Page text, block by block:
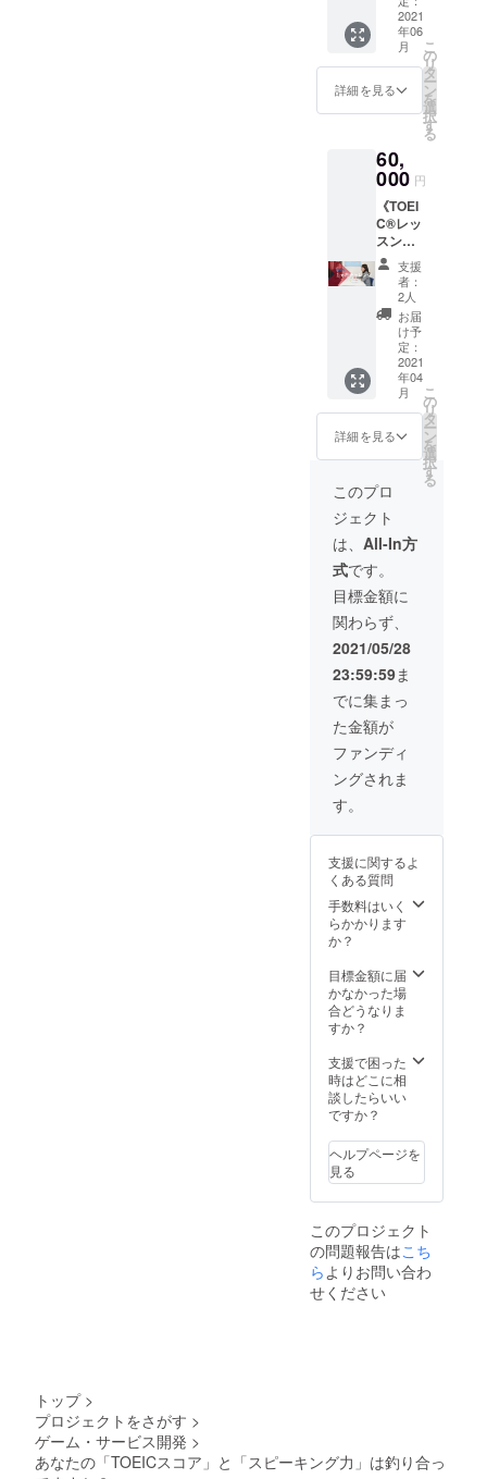
コーチ
からの
アドバ
イスを
受け実
チング
を受け
だくこ
とが可
能で
す。
です。
ス英会
話プラ
イベー
トレッ
スン
（40
分）月
ｘ１ヵ
月 ★初
級レベ
ルから
ビジネ
スの場
で使え
る英会
話力、
ビジネ
ス知識
をつけ
るコー
スで
す。 グ
ループ
レッス
ライ
ベート
レッス
ンで個
人的に
必要な
スキル
も身に
着け、
ビジネ
ス英会
話の習
得を目
指しま
す。
2021
年06
月
詳細を見る
こ
の
リ
タ
ー
ン
を
選
択
す
る
60,
000 円
《TOEI
C®レッ
スン
（90
分）月
４回・
ビジネ
ス英会
話グ
ループ
レッス
ン（60
分）月
２回・
ビジネ
ス英会
話プラ
イベー
トレッ
スン
（40
分）月
２回》
ｘ１ヵ
月 ★そ
れぞれ
の実際
のレッ
スンを
体験に
加え、
実際の
コース
でも行
ングも
ていた
だくこ
とが可
能で
す！体
スンご
受講後
（予約
状況に
日にな
る可能
性あ
り）に
のコー
チング
を行
い、
からの
アドバ
イスを
受け実
践後に
す。
支援
者：
2人
お届
け予
定：
2021
年04
月
詳細を見る
こ
の
リ
タ
ー
ン
を
選
択
す
る
このプロ
ジェクト
は、 All-In方
式です。
目標金額に
関わらず、
2021/05/28
23:59:59ま
でに集まっ
た金額が
ファンディ
ングされま
す。
支援に関するよ
くある質問
手数料はいく
らかかります
か？
目標金額に届
かなかった場
合どうなりま
すか？
支援で困った
時はどこに相
談したらいい
ですか？
ヘルプページを
見る
このプロジェクト
の問題報告はこち
ら よりお問い合わ
せください
トップ >
プロジェクトをさがす >
ゲーム・サービス開発 >
あなたの「TOEICスコア」と「スピーキング力」は釣り合っ